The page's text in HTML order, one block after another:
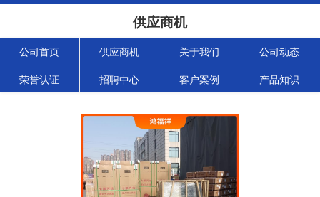
供应商机
公司首页 供应商机 关于我们 公司动态
荣誉认证 招聘中心 客户案例 产品知识